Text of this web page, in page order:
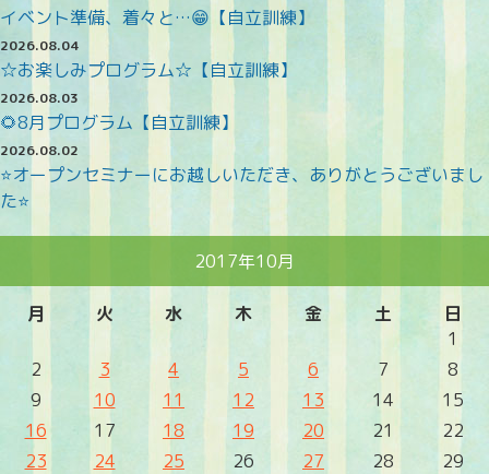
イベント準備、着々と…😁【自立訓練】
2026.08.04
☆お楽しみプログラム☆【自立訓練】
2026.08.03
🌻8月プログラム【自立訓練】
2026.08.02
⭐オープンセミナーにお越しいただき、ありがとうございまし
た⭐
2017年10月
月 火 水 木 金 土 日
1
2
3 4 5 6 7
8
9
10 11 12 13 14
15
16
17 18 19 20 21
22
23
24 25 26 27 28
29